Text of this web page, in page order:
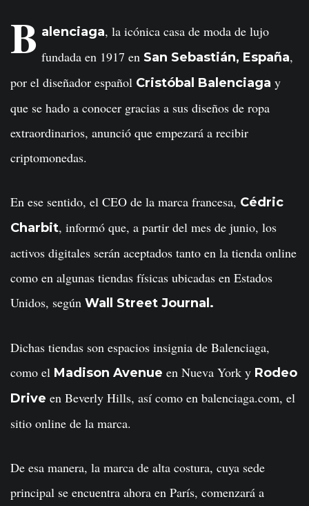
B alenciaga, la icónica casa de moda de lujo
fundada en 1917 en San Sebastián, España,
por el diseñador español Cristóbal Balenciaga y
que se hado a conocer gracias a sus diseños de ropa
extraordinarios, anunció que empezará a recibir
criptomonedas.
En ese sentido, el CEO de la marca francesa, Cédric
Charbit, informó que, a partir del mes de junio, los
activos digitales serán aceptados tanto en la tienda online
como en algunas tiendas físicas ubicadas en Estados
Unidos, según Wall Street Journal.
Dichas tiendas son espacios insignia de Balenciaga,
como el Madison Avenue en Nueva York y Rodeo
Drive en Beverly Hills, así como en balenciaga.com, el
sitio online de la marca.
De esa manera, la marca de alta costura, cuya sede
principal se encuentra ahora en París, comenzará a